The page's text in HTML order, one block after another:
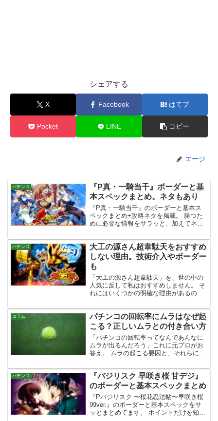
シェアする
X Facebook はてブ
Pocket LINE コピー
エージ
パチンコ
『P真・一騎当千』ボーダーと基
本スペックまとめ。ネタもあり
『P真・一騎当千』のボーダーと基本ス
ペックまとめ+攻略ネタを掲載。 勝つた
めに必要な情報をサラッと、加えてネタ
パチンコ
大工の源さん超韋駄天をおすすめ
しない理由。技術介入やボーダー
も
「大工の源さん超韋駄天」を、世の中の
人気に反して私はおすすめしません。 そ
れにはいくつかの明確な理由があるの
した。
コラム
パチンコの回転率にムラはなぜ起
こる？正しいムラとの付き合い方
「パチンコの回転率ってなんであんなに
ムラが出るんだろう」これに元プロがお
答え。 ムラの起こる要因と、それらに対
内容になっていますよ。
パチンコ
『バジリスク 早咲き桜 甘デジ』
のボーダーと基本スペックまとめ
『Pバジリスク 〜桜花忍法帖〜早咲き桜
99ver.』のボーダーと基本スペックをサ
ッとまとめてます。 ポイントだけを知り